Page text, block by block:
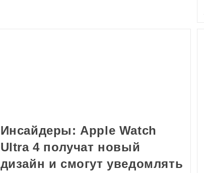
Инсайдеры: Apple Watch
Ultra 4 получат новый
дизайн и смогут уведомлять